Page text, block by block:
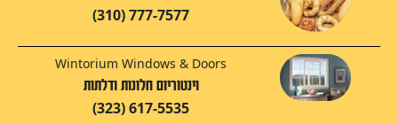
(310) 777-7577
Wintorium Windows & Doors
וינטוריום חלונות ודלתות
(323) 617-5535